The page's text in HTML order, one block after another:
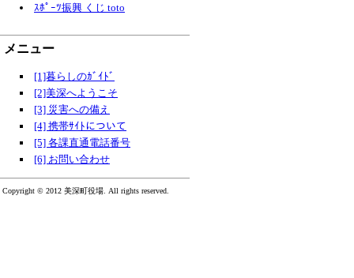
ｽﾎﾟｰﾂ振興 くじ toto
メニュー
[1]暮らしのｶﾞｲﾄﾞ
[2]美深へようこそ
[3] 災害への備え
[4] 携帯ｻｲﾄについて
[5] 各課直通電話番号
[6] お問い合わせ
Copyright © 2012 美深町役場. All rights reserved.